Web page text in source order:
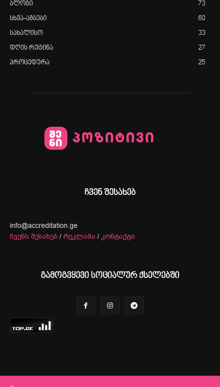
ბლოგი 73
სხვა-ამბები 60
სახალისო 33
დღის რუტინა 27
პროცედურა 25
ჩვენ შესახებ
info@accreditation.ge
ჩვენს შესახებ / რეკლამა / კონტაქტი
გამოგვყევი სოციალურ ქსელებში